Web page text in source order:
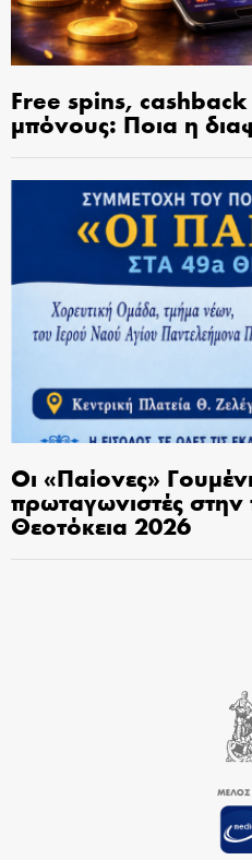
Free spins,
μπόνους: Ποια η
Οι «Παίονες»
πρωταγωνιστές
Θεοτόκεια 2026